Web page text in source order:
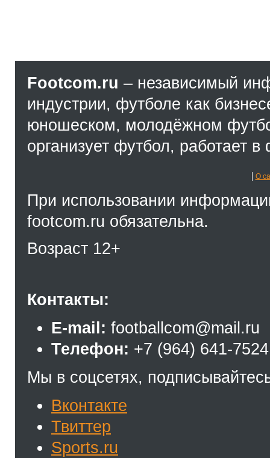
Footcom.ru – независимый
индустрии, футболе как
юношеском, молодёжном
организует футбол, работает
О
При использовании
footcom.ru обязательна.
Возраст 12+
Контакты:
E-mail: footballcom@mail.ru
Телефон: +7 (964) 641-7524
Мы в соцсетях,
Вконтакте
Твиттер
Sports.ru